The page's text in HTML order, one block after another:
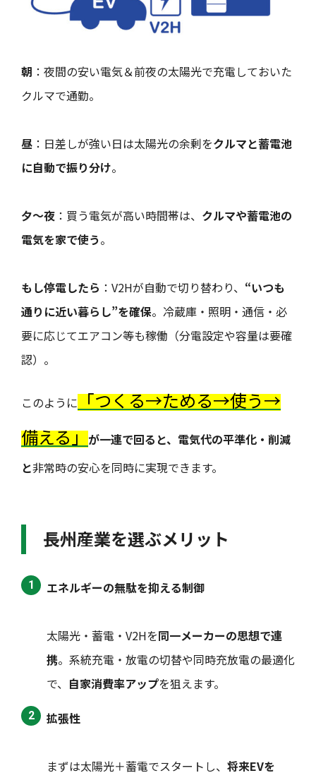
朝 ：夜間の安い電気＆前夜の太陽光で充電しておいた
クルマで通勤。
昼 ：日差しが強い日は太陽光の余剰をクルマと蓄電池
に自動で振り分け。
夕～夜 ：買う電気が高い時間帯は、 クルマや蓄電池の
電気を家で使う。
もし停電したら ：V2Hが自動で切り替わり、 “いつも
通りに近い暮らし”を確保。冷蔵庫・照明・通信・必
要に応じてエアコン等も稼働（分電設定や容量は要確
認）。
このように「つくる→ためる→使う→
備える」が一連で回ると、電気代の平準化・削減
と非常時の安心を同時に実現できます。
長州産業を選ぶメリット
エネルギーの無駄を抑える制御
太陽光・蓄電・V2Hを同一メーカーの思想で連
携。系統充電・放電の切替や同時充放電の最適化
で、 自家消費率アップを狙えます。
拡張性
まずは太陽光＋蓄電でスタートし、 将来EVを